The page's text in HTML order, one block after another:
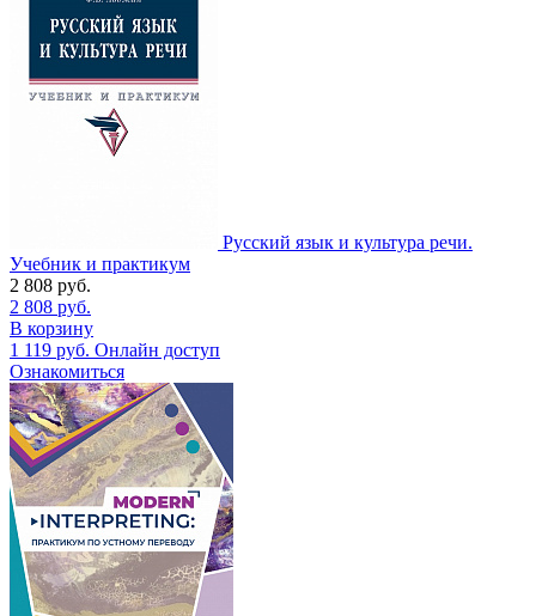
Русский язык и культура речи.
Учебник и практикум
2 808 руб.
2 808 руб.
В корзину
1 119 руб. Онлайн доступ
Ознакомиться